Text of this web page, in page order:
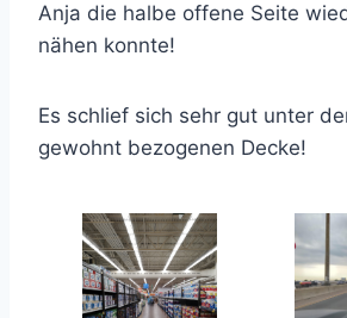
Anja die halbe offene Seite
nähen konnte!
Es schlief sich sehr gut unter
gewohnt bezogenen Decke!